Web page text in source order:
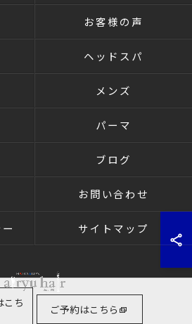
こち
ご予約はこちら
お客様の声
ヘッドスパ
メンズ
パーマ
ブログ
お問い合わせ
サイトマップ